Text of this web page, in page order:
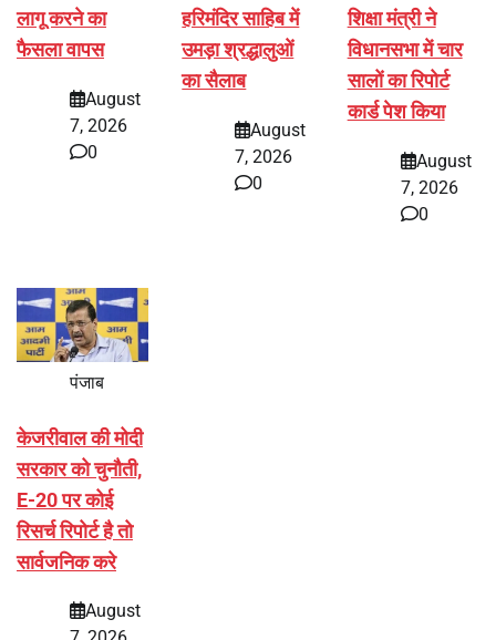
लागू करने का
फैसला वापस
August
7, 2026
0
हरिमंदिर साहिब में
उमड़ा श्रद्धालुओं
का सैलाब
August
7, 2026
0
शिक्षा मंत्री ने
विधानसभा में चार
सालों का रिपोर्ट
कार्ड पेश किया
August
7, 2026
0
पंजाब
केजरीवाल की मोदी
सरकार को चुनौती,
E-20 पर कोई
रिसर्च रिपोर्ट है तो
सार्वजनिक करे
August